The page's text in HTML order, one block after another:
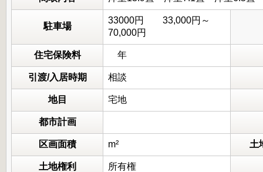
駐車場
33000円 33,000円～
70,000円
住宅保険料 年
引渡/入居時期 相談
地目 宅地
都市計画
区画面積 m² 土
土地権利 所有権